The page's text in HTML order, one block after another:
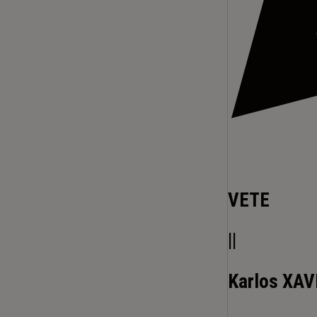
VETE
||
Karlos